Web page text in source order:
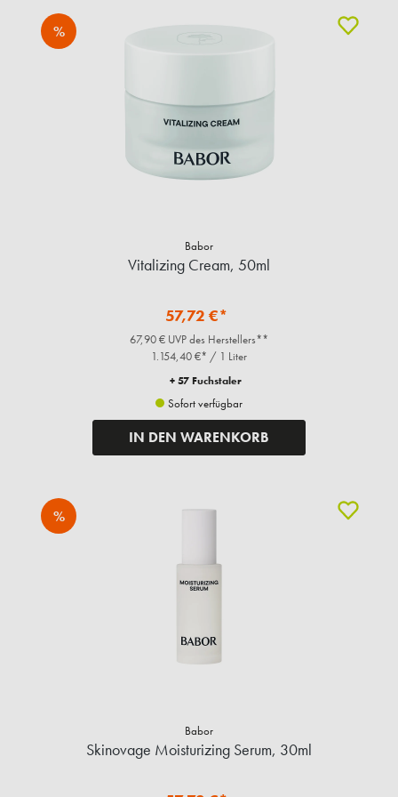
%
Babor
Vitalizing Cream, 50ml
57,72 €*
67,90 € UVP des Herstellers**
1.154,40 €* / 1 Liter
+ 57 Fuchstaler
Sofort verfügbar
IN DEN WARENKORB
%
Babor
Skinovage Moisturizing Serum, 30ml